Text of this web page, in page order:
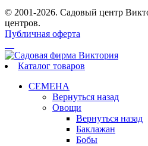
© 2001-2026. Садовый центр
центров.
Публичная оферта
Каталог товаров
СЕМЕНА
Вернуться назад
Овощи
Вернуться назад
Баклажан
Бобы